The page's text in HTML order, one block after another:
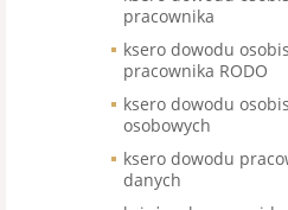
pracownika
ksero dowodu
pracownika RODO
ksero dowodu
osobowych
ksero dowodu
danych